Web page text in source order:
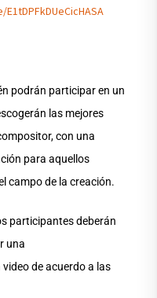
podrán participar en un
las mejores
con una
para aquellos
campo de la creación.
participantes deberán
una
de acuerdo a las